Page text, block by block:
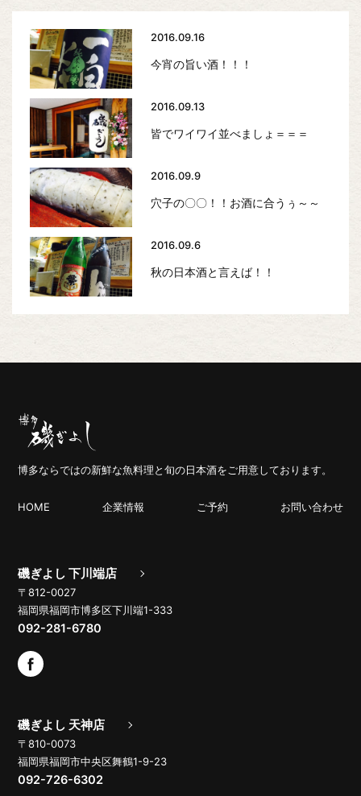
2016.09.16
今宵の旨い酒！！！
2016.09.13
皆でワイワイ並べましょ＝＝＝
2016.09.9
穴子の〇〇！！お酒に合うぅ～～
2016.09.6
秋の日本酒と言えば！！
博多ならではの新鮮な魚料理と旬の日本酒をご用意しております。
HOME 企業情報 ご予約 お問い合わせ
磯ぎよし 下川端店
〒812-0027
福岡県福岡市博多区下川端1-333
092-281-6780
磯ぎよし 天神店
〒810-0073
福岡県福岡市中央区舞鶴1-9-23
092-726-6302